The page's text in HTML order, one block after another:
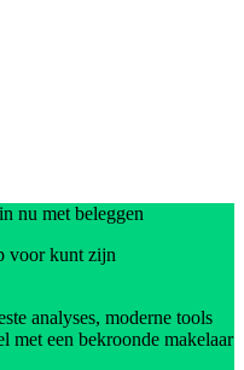
nu met beleggen
voor kunt zijn
analyses, moderne tools
met een bekroonde makelaar